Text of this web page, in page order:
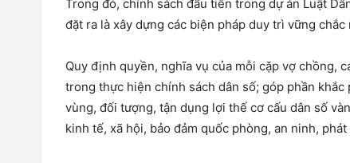
Trong đó, chính sách đầu tiên trong dự án Luật
đặt ra là xây dựng các biện pháp duy trì vững
Quy định quyền, nghĩa vụ của mỗi cặp vợ chồng,
trong thực hiện chính sách dân số; góp phần
vùng, đối tượng, tận dụng lợi thế cơ cấu dân số
kinh tế, xã hội, bảo đảm quốc phòng, an ninh,